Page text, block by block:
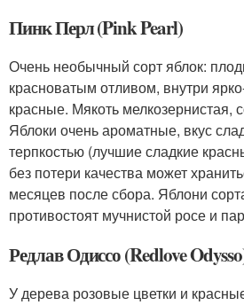
Пинк Перл (Pink Pearl)
Очень необычный сорт яблок:
красноватым отливом, внутри
красные. Мякоть мелкозернистая,
Яблоки очень ароматные, вкус
терпкостью (лучшие сладкие
без потери качества может
месяцев после сбора. Яблони
противостоят мучнистой росе и
Редлав Одиссо (Redlove
У дерева розовые цветки и